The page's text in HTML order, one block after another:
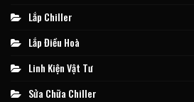
Lắp Chiller
Lắp Điều Hoà
Linh Kiện Vật Tư
Sửa Chữa Chiller